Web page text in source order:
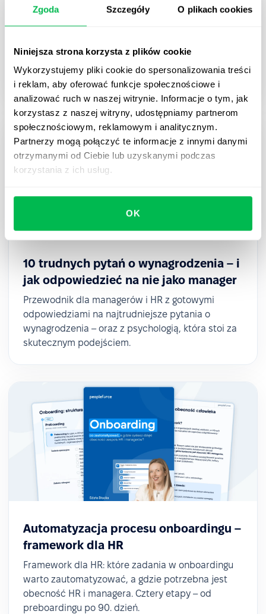
Zgoda Szczegóły O plikach cookies
Niniejsza strona korzysta z plików cookie
Wykorzystujemy pliki cookie do spersonalizowania treści
i reklam, aby oferować funkcje społecznościowe i
analizować ruch w naszej witrynie. Informacje o tym, jak
korzystasz z naszej witryny, udostępniamy partnerom
społecznościowym, reklamowym i analitycznym.
Partnerzy mogą połączyć te informacje z innymi danymi
otrzymanymi od Ciebie lub uzyskanymi podczas
korzystania z ich usług.
OK
lider powinien umieć przeprowadzić
pytania pogłębiające i najczęstsze błędy przy 5
decyzję płacową.
10 trudnych pytań o wynagrodzenia – i
jak odpowiedzieć na nie jako manager
Przewodnik dla managerów i HR z gotowymi
odpowiedziami na najtrudniejsze pytania o
wynagrodzenia – oraz z psychologią, która stoi za
skutecznym podejściem.
Automatyzacja procesu onboardingu –
framework dla HR
Framework dla HR: które zadania w onboardingu
warto zautomatyzować, a gdzie potrzebna jest
obecność HR i managera. Cztery etapy – od
preboardingu po 90. dzień.